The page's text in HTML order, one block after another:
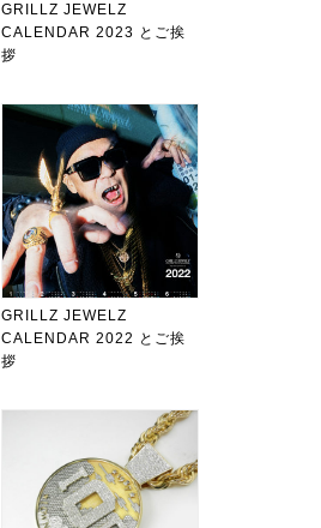
GRILLZ JEWELZ
CALENDAR 2023 とご挨
拶
GRILLZ JEWELZ
CALENDAR 2022 とご挨
拶